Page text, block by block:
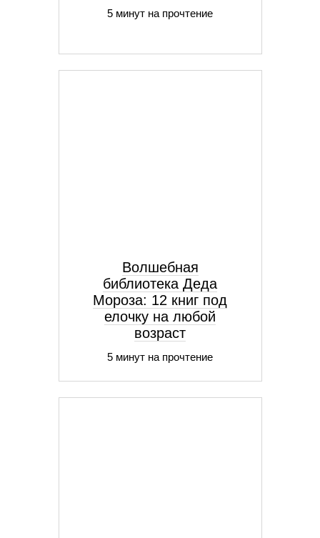
5 минут на прочтение
Волшебная
библиотека Деда
Мороза: 12 книг под
елочку на любой
возраст
5 минут на прочтение